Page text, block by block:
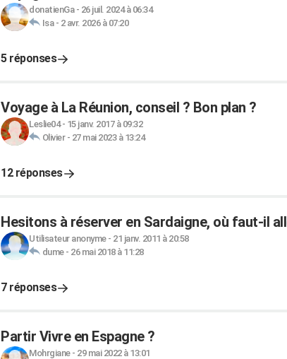
donatienGa- 26 juil. 2024 à 06:34
Isa- 2 avr. 2026 à 07:20
5 réponses
Voyage à La Réunion, conseil ? Bon plan ?
Leslie04- 15 janv. 2017 à 09:32
Olivier- 27 mai 2023 à 13:24
12 réponses
Hesitons à réserver en Sardaigne, où faut-il
Utilisateur anonyme- 21 janv. 2011 à 20:58
dume- 26 mai 2018 à 11:28
7 réponses
Partir Vivre en Espagne ?
Mohrgiane- 29 mai 2022 à 13:01